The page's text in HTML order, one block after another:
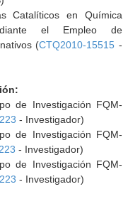
Catalíticos en Química
el Empleo de
(CTQ2010-15515 -
de Investigación FQM-
- Investigador)
de Investigación FQM-
- Investigador)
de Investigación FQM-
- Investigador)